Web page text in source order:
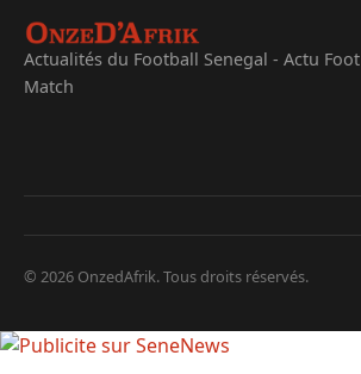
Actualités du Football Senegal - Actu Foot
Match
© 2026 OnzedAfrik. Tous droits réservés.